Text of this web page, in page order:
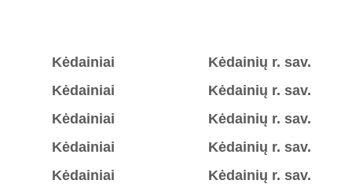
Kėdainiai
Kėdainių r. sav.
Kėdainiai
Kėdainių r. sav.
Kėdainiai
Kėdainių r. sav.
Kėdainiai
Kėdainių r. sav.
Kėdainiai
Kėdainių r. sav.